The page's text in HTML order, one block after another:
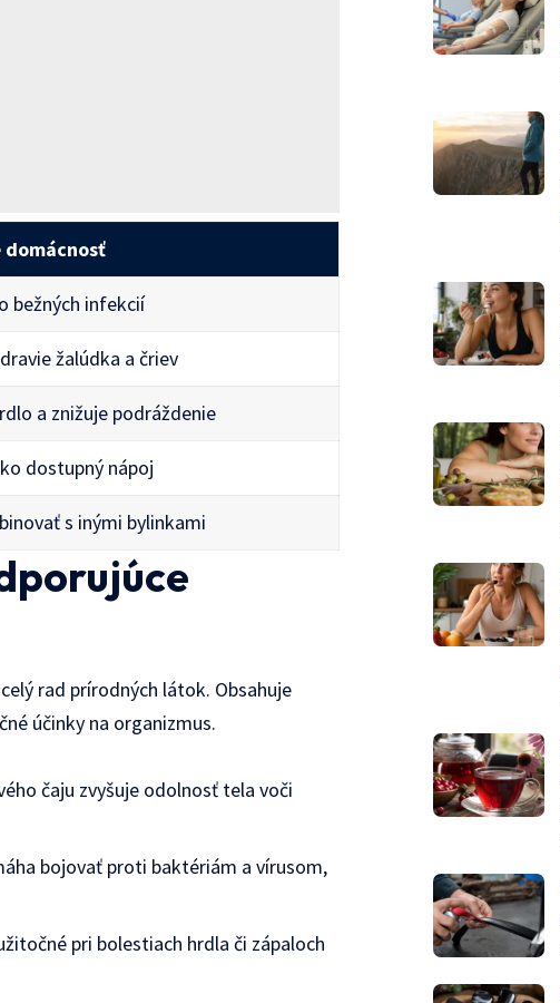
domácnosť
bežných infekcií
žalúdka a čriev
a znižuje podráždenie
dostupný nápoj
s inými bylinkami
rad prírodných látok. Obsahuje
účinky na organizmus.
čaju zvyšuje odolnosť tela voči
bojovať proti baktériám a vírusom,
pri bolestiach hrdla či zápaloch